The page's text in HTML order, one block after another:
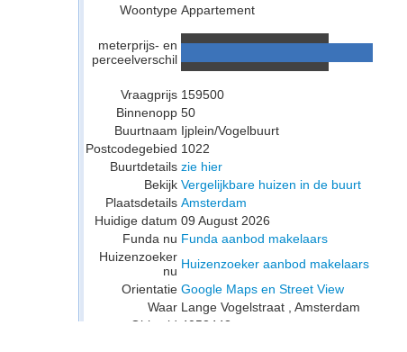
Woontype Appartement
meterprijs- en
perceelverschil
Vraagprijs 159500
Binnenopp 50
Buurtnaam Ijplein/Vogelbuurt
Postcodegebied 1022
Buurtdetails zie hier
Bekijk Vergelijkbare huizen in de buurt
Plaatsdetails Amsterdam
Huidige datum 09 August 2026
Funda nu Funda aanbod makelaars
Huizenzoeker
nu Huizenzoeker aanbod makelaars
Orientatie Google Maps en Street View
Waar Lange Vogelstraat , Amsterdam
Objectid 4053443